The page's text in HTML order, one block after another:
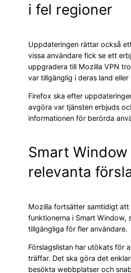
i fel regioner
Uppdateringen rättar också
vissa användare fick se ett
uppgradera till Mozilla VPN
var tillgänglig i deras land eller
Firefox ska efter
avgöra var tjänsten erbjuds
informationen för berörda
Smart
relevanta
Mozilla fortsätter samtidigt att
funktionerna i Smart Window,
tillgängliga för fler användare.
Förslagslistan har utökats för
träffar. Det ska göra det
besökta webbplatser och